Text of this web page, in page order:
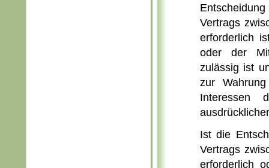
Vertrags
erforderlich
oder der
zulässig ist
zur
Interessen
Ist die
Vertrags
erforderlich